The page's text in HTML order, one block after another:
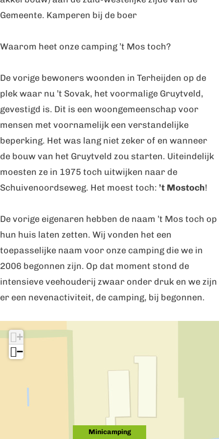
p
n
T
'
m
o
s
t
o
c
a
p
n
g
T
m
o
s
t
c
h
c
m
i
n
g
T
'
m
o
s
o
c
h
p
n
T
'
m
o
s
t
o
c
i
a
p
i
n
g
T
'
m
o
t
o
c
h
Gemeente. Kamperen bij de boer
Waarom heet onze camping ’t Mos toch?
De vorige bewoners woonden in Terheijden op de
plek waar nu ’t Sovak, het voormalige Gruytveld,
gevestigd is. Dit is een woongemeenschap voor
mensen met voornamelijk een verstandelijke
beperking. Het was lang niet zeker of en wanneer
de bouw van het Gruytveld zou starten. Uiteindelijk
moesten ze in 1975 toch uitwijken naar de
Schuivenoordseweg. Het moest toch: ’t Mostoch!
De vorige eigenaren hebben de naam ’t Mos toch op
hun huis laten zetten. Wij vonden het een
toepasselijke naam voor onze camping die we in
2006 begonnen zijn. Op dat moment stond de
intensieve veehouderij zwaar onder druk en we zijn
er een nevenactiviteit, de camping, bij begonnen.
I
Minicamping
+
−